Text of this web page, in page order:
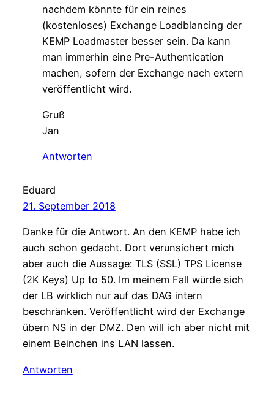
nachdem könnte für ein reines
(kostenloses) Exchange Loadblancing der
KEMP Loadmaster besser sein. Da kann
man immerhin eine Pre-Authentication
machen, sofern der Exchange nach extern
veröffentlicht wird.
Gruß
Jan
Antworten
Eduard
21. September 2018
Danke für die Antwort. An den KEMP habe ich
auch schon gedacht. Dort verunsichert mich
aber auch die Aussage: TLS (SSL) TPS License
(2K Keys) Up to 50. Im meinem Fall würde sich
der LB wirklich nur auf das DAG intern
beschränken. Veröffentlicht wird der Exchange
übern NS in der DMZ. Den will ich aber nicht mit
einem Beinchen ins LAN lassen.
Antworten